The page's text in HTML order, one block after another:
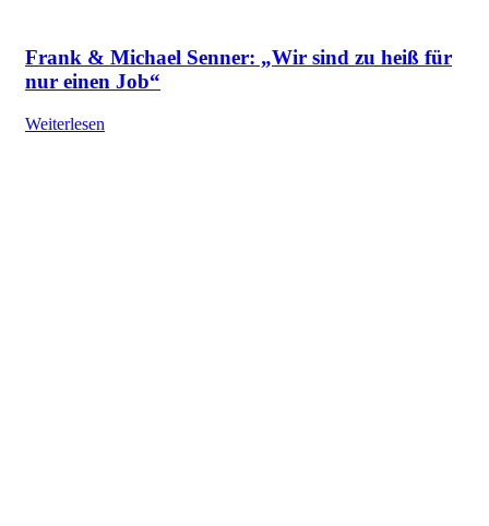
Frank & Michael Senner: „Wir sind zu heiß für
nur einen Job“
Weiterlesen